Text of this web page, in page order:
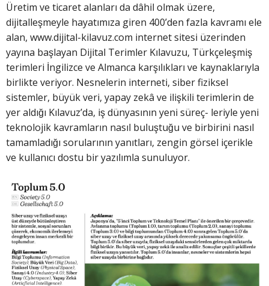
Üretim ve ticaret alanları da dâhil olmak üzere,
dijitalleşmeyle hayatımıza giren 400’den fazla kavramı ele
alan, www.dijital-kilavuz.com internet sitesi üzerinden
yayına başlayan Dijital Terimler Kılavuzu, Türkçeleşmiş
terimleri İngilizce ve Almanca karşılıkları ve kaynaklarıyla
birlikte veriyor. Nesnelerin interneti, siber fiziksel
sistemler, büyük veri, yapay zekâ ve ilişkili terimlerin de
yer aldığı Kılavuz’da, iş dünyasının yeni süreç- leriyle yeni
teknolojik kavramların nasıl buluştuğu ve birbirini nasıl
tamamladığı sorularının yanıtları, zengin görsel içerikle
ve kullanıcı dostu bir yazılımla sunuluyor.